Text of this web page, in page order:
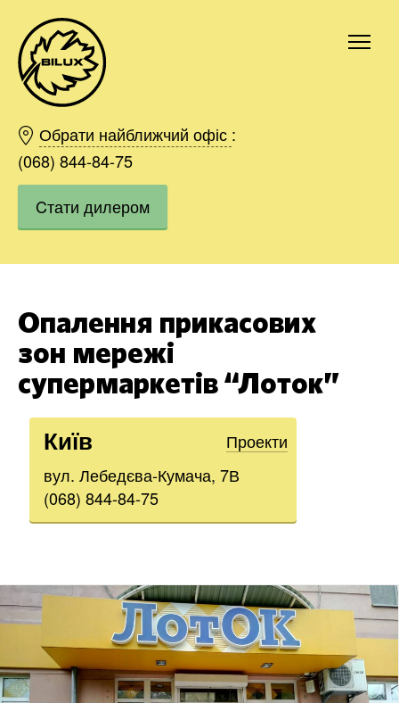
Обрати найближчий офіс :
(068) 844-84-75
Cтати дилером
Опалення прикасових
зон мережі
супермаркетів “Лоток”
Київ
Проекти
вул. Лебедєва-Кумача, 7В
(068) 844-84-75
Київ
Харків
Одесса
Дніпро
Івано-Франківськ
Вінниця
Область
Замовити